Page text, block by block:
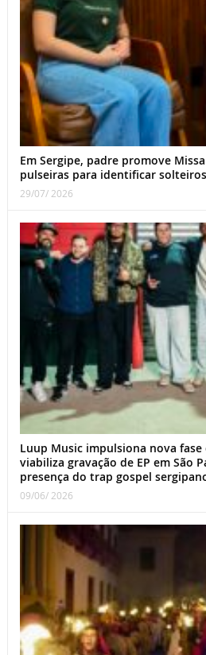
Em Sergipe, padre promove
pulseiras para identificar solteiros
29/07/ 2026
Luup Music impulsiona nova
viabiliza gravação de EP em São
presença do trap gospel
09/06/ 2026